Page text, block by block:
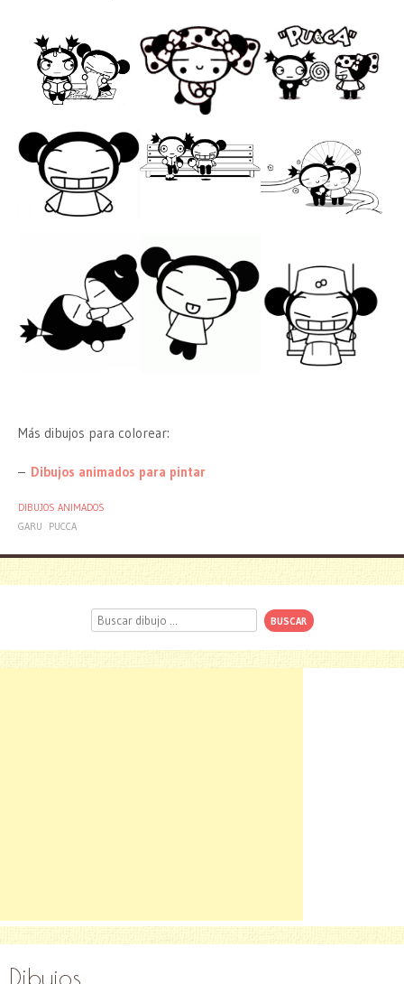
Más dibujos para colorear:
– Dibujos animados para pintar
DIBUJOS ANIMADOS
GARU
PUCCA
Buscar
Dibujos